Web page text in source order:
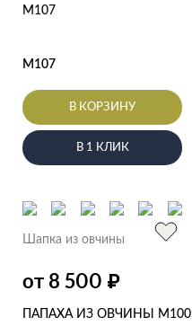
M107
M107
В КОРЗИНУ
В 1 КЛИК
Шапка из овчины
от 8 500 ₽
ПАПАХА ИЗ ОВЧИНЫ M100